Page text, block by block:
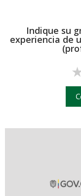
Indique su
experiencia de